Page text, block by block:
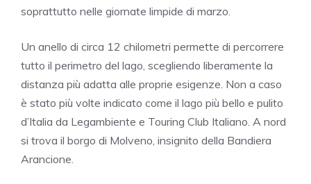
soprattutto nelle giornate limpide di marzo.
Un anello di circa 12 chilometri permette di percorrere
tutto il perimetro del lago, scegliendo liberamente la
distanza più adatta alle proprie esigenze. Non a caso
è stato più volte indicato come il lago più bello e pulito
d’Italia da Legambiente e Touring Club Italiano. A nord
si trova il borgo di Molveno, insignito della Bandiera
Arancione.